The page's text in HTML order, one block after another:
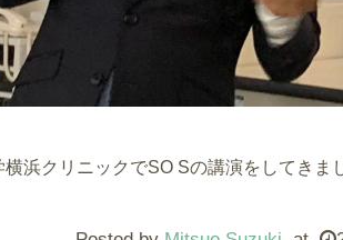
浜クリニックでSO Sの講演をしてきま